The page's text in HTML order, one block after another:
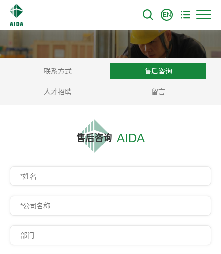
EN
联系方式 售后咨询
人才招聘 留言
售后咨询 AIDA